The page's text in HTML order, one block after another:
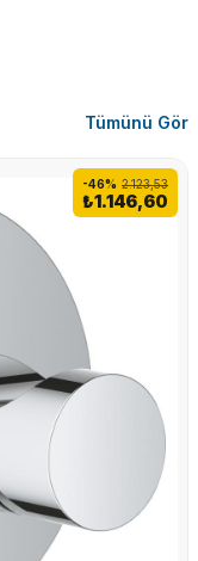
Tümünü Gör
-46% 2.123,53
₺1.146,60